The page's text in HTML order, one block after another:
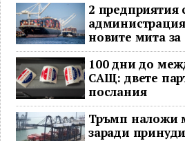
2 предприятия
новите мита за
принудителен
100 дни до
САЩ: двете
послания
Тръмп наложи
заради